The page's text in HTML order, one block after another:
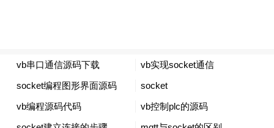
3、漠河处于春融期，冻融交替，道路有结
冰，极光观赏地人员涌动，夜间车辆行驶和
人员行走，请注意安全。